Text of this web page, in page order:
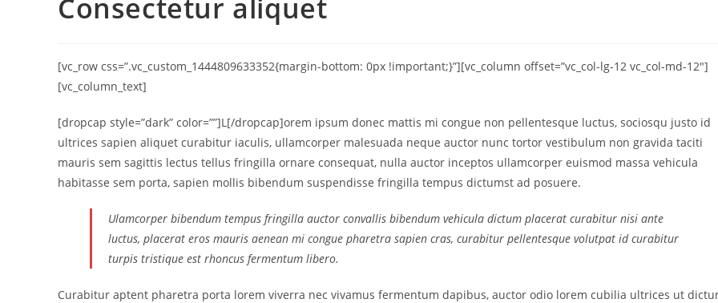
Consectetur aliquet
[vc_row css=”.vc_custom_1444809633352{margin-bottom: 0px !important;}”][vc_column offset=”vc_col-lg-12 vc_col-md-12″]
[vc_column_text]
[dropcap style=”dark” color=””]L[/dropcap]orem ipsum donec mattis mi congue non pellentesque luctus, sociosqu justo id
ultrices sapien aliquet curabitur iaculis, ullamcorper malesuada neque auctor nunc tortor vestibulum non gravida taciti
mauris sem sagittis lectus tellus fringilla ornare consequat, nulla auctor inceptos ullamcorper euismod massa vehicula
habitasse sem porta, sapien mollis bibendum suspendisse fringilla tempus dictumst ad posuere.
Ulamcorper bibendum tempus fringilla auctor convallis bibendum vehicula dictum placerat curabitur nisi ante
luctus, placerat eros mauris aenean mi congue pharetra sapien cras, curabitur pellentesque volutpat id curabitur
turpis tristique est rhoncus fermentum libero.
Curabitur aptent pharetra porta lorem viverra nec vivamus fermentum dapibus, auctor odio lorem cubilia ultrices ut